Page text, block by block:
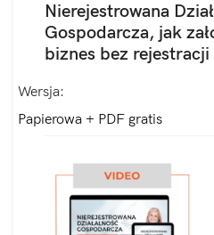
Nierejestrowana
Gospodarcza, jak
biznes bez rejestracji
Wersja
Papierowa + PDF gratis